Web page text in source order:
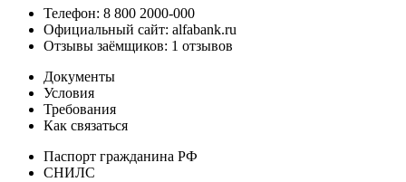
Телефон: 8 800 2000-000
Официальный сайт: alfabank.ru
Отзывы заёмщиков: 1 отзывов
Документы
Условия
Требования
Как связаться
Паспорт гражданина РФ
СНИЛС